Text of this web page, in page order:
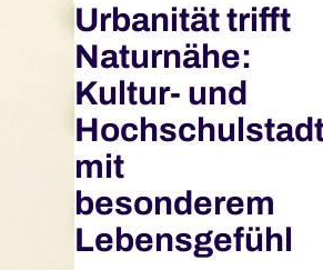
Urbanität trifft
Naturnähe:
Kultur- und
mit
besonderem
Lebensgefühl